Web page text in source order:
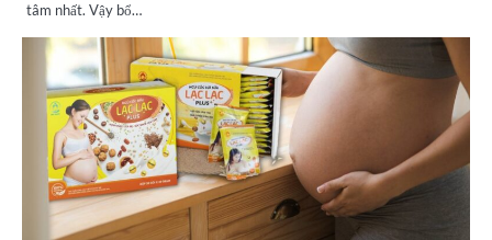
tâm nhất. Vậy bổ…